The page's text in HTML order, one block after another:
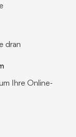
dran
Ihre Online-